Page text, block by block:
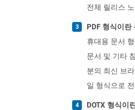
전체 릴리스
PDF 형식이란
휴대용 문서
문서 및 기타
분의 최신 브
일 형식으로
DOTX 형식이